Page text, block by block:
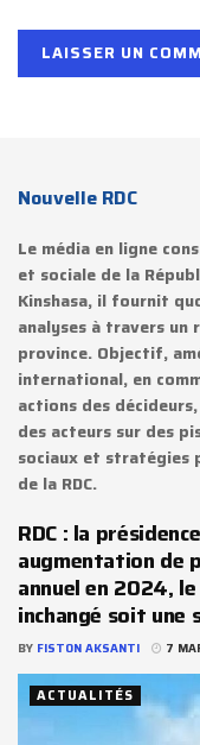
Nouvelle RDC
Le média en ligne
et sociale de la
Kinshasa, il fournit
analyses à travers un
province. Objectif,
international, en
actions des
des acteurs sur des
sociaux et stratégies
de la RDC.
RDC : la
augmentation de
annuel en 2024,
inchangé soit une
BY FISTON AKSANTI 7
ACTUALITÉS